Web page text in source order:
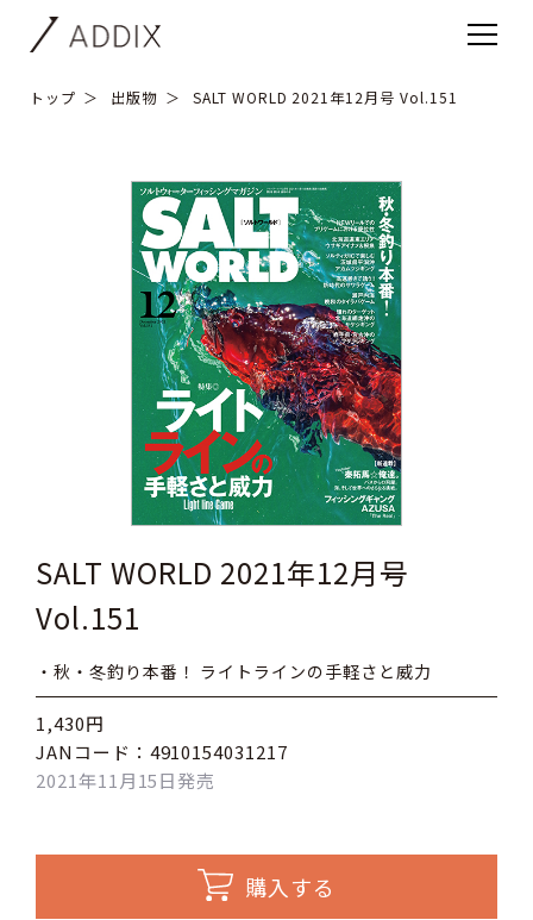
トップ 出版物 SALT WORLD 2021年12月号 Vol.151
SALT WORLD 2021年12月号
Vol.151
・秋・冬釣り本番！ ライトラインの手軽さと威力
1,430円
JANコード：4910154031217
2021年11月15日発売
購入する